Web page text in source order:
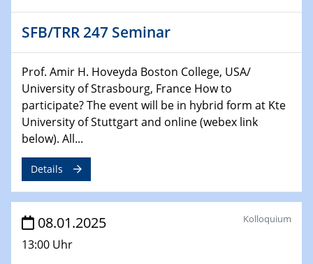
29.01.2025
Physikalisches Kolloquium
expression
29.01.2025
GDCh Kolloquium
The Cation Shuffle
30.01.2025
WIN & CENIDE Seminar Series on 2D-
MATURE
30.01.2025
SFB/TRR 247 Seminar
Prof. Amir H. Hoveyda Boston College, USA/
University of Strasbourg, France How to
participate? The event will be in hybrid form at Kte
University of Stuttgart and online (webex link
below). All...
Details
08.01.2025
13:00 Uhr
Kolloquium